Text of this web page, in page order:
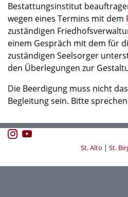
Bestattungsinstitut
wegen eines Termins mit dem
zuständigen
einem Gespräch mit dem für
zuständigen Seelsorger
den Überlegungen zur
Die Beerdigung muss nicht
Begleitung sein. Bitte
St. Alto | St.